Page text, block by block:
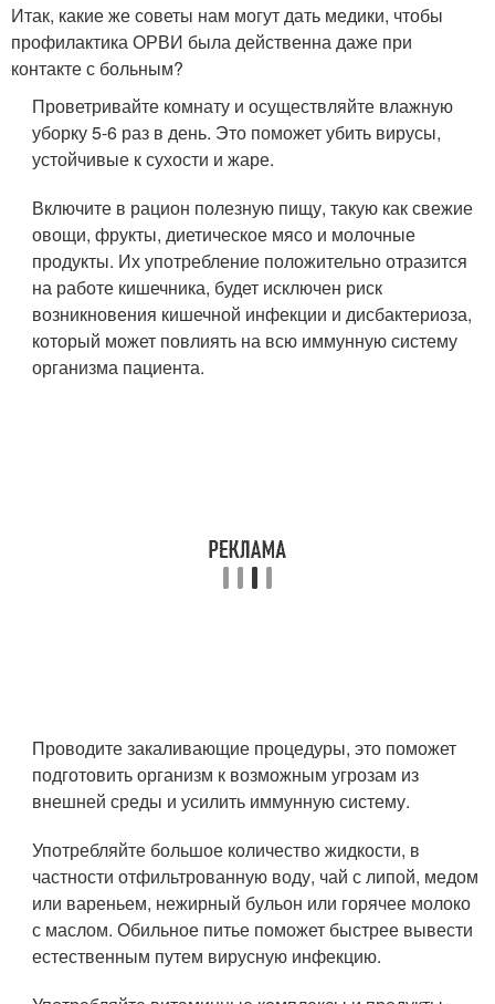
Итак, какие же советы нам могут дать медики, чтобы
профилактика ОРВИ была действенна даже при
контакте с больным?
Проветривайте комнату и осуществляйте влажную
уборку 5-6 раз в день. Это поможет убить вирусы,
устойчивые к сухости и жаре.
Включите в рацион полезную пищу, такую как свежие
овощи, фрукты, диетическое мясо и молочные
продукты. Их употребление положительно отразится
на работе кишечника, будет исключен риск
возникновения кишечной инфекции и дисбактериоза,
который может повлиять на всю иммунную систему
организма пациента.
Проводите закаливающие процедуры, это поможет
подготовить организм к возможным угрозам из
внешней среды и усилить иммунную систему.
Употребляйте большое количество жидкости, в
частности отфильтрованную воду, чай с липой, медом
или вареньем, нежирный бульон или горячее молоко
с маслом. Обильное питье поможет быстрее вывести
естественным путем вирусную инфекцию.